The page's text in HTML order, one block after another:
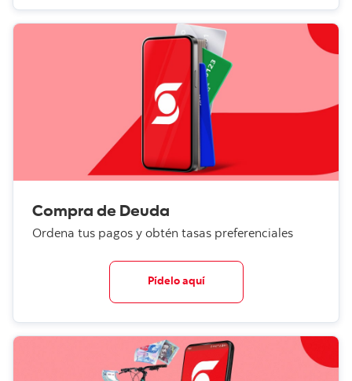
Compra de Deuda
Ordena tus pagos y obtén tasas preferenciales
Pídelo aquí